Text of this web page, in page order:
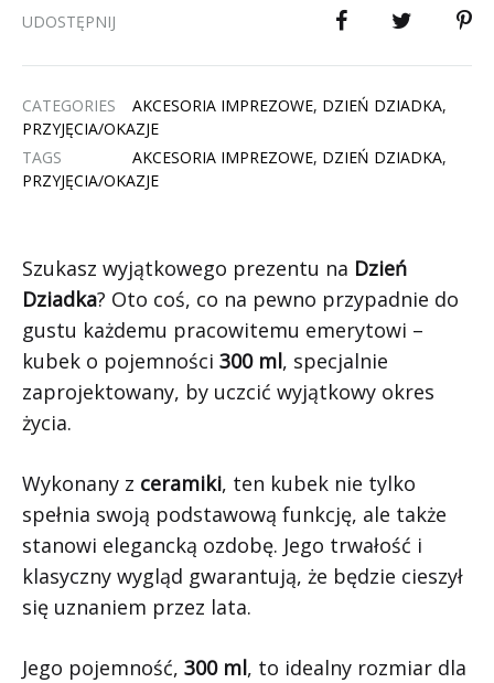
UDOSTĘPNIJ
CATEGORIES AKCESORIA IMPREZOWE, DZIEŃ DZIADKA,
PRZYJĘCIA/OKAZJE
TAGS
AKCESORIA IMPREZOWE, DZIEŃ DZIADKA,
PRZYJĘCIA/OKAZJE
Szukasz wyjątkowego prezentu na Dzień
Dziadka? Oto coś, co na pewno przypadnie do
gustu każdemu pracowitemu emerytowi –
kubek o pojemności 300 ml, specjalnie
zaprojektowany, by uczcić wyjątkowy okres
życia.
Wykonany z ceramiki, ten kubek nie tylko
spełnia swoją podstawową funkcję, ale także
stanowi elegancką ozdobę. Jego trwałość i
klasyczny wygląd gwarantują, że będzie cieszył
się uznaniem przez lata.
Jego pojemność, 300 ml, to idealny rozmiar dla